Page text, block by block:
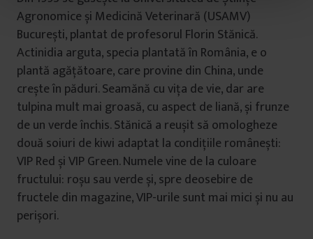
Agronomice și Medicină Veterinară (USAMV)
București, plantat de profesorul Florin Stănică.
Actinidia arguta, specia plantată în România, e o
plantă agățătoare, care provine din China, unde
crește în păduri. Seamănă cu vița de vie, dar are
tulpina mult mai groasă, cu aspect de liană, și frunze
de un verde închis. Stănică a reușit să omologheze
două soiuri de kiwi adaptat la condițiile românești:
VIP Red și VIP Green. Numele vine de la culoare
fructului: roșu sau verde și, spre deosebire de
fructele din magazine, VIP-urile sunt mai mici și nu au
perișori.